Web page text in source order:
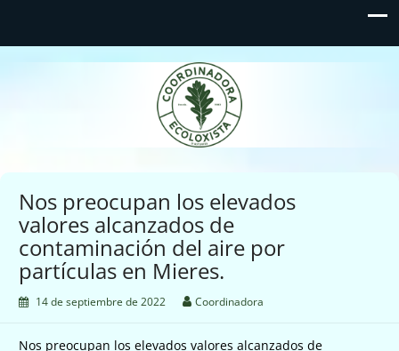
Coordinadora Ecoloxista
d'Asturies
Nos preocupan los elevados
valores alcanzados de
contaminación del aire por
partículas en Mieres.
14 de septiembre de 2022 Coordinadora
Nos preocupan los elevados valores alcanzados de